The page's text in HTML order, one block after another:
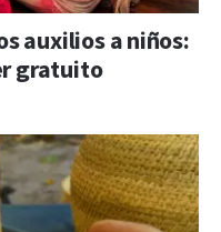
auxilios a niños:
gratuito